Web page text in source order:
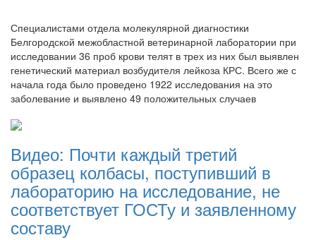
Специалистами отдела молекулярной диагностики
Белгородской межобластной ветеринарной лаборатории при
исследовании 36 проб крови телят в трех из них был выявлен
генетический материал возбудителя лейкоза КРС. Всего же с
начала года было проведено 1922 исследования на это
заболевание и выявлено 49 положительных случаев
Видео: Почти каждый третий
образец колбасы, поступивший в
лабораторию на исследование, не
соответствует ГОСТу и заявленному
составу